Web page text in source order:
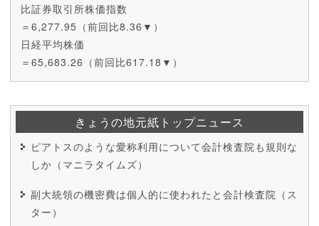
比証券取引所株価指数
＝6,277.95（前回比8.36▼）
日経平均株価
＝65,683.26（前回比617.18▼）
きょうの地元紙トップニュース
ピアトスのような愛称利用について会計検査院も規則な
しか（マニラタイムズ）
副大統領の機密費は個人的に使われたと会計検査院（ス
ター）